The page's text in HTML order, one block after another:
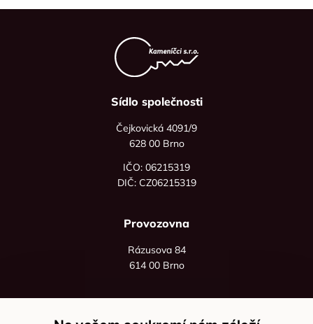
Sídlo společnosti
Čejkovická 4091/9
628 00 Brno
IČO: 06215319
DIČ: CZ06215319
Provozovna
Rázusova 84
614 00 Brno
+420 736 535 066